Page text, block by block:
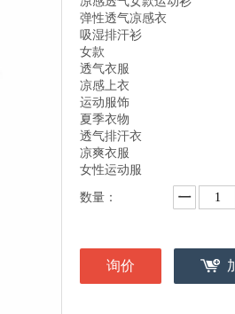
弹性透气凉感衣
吸湿排汗衫
女款
透气衣服
凉感上衣
运动服饰
夏季衣物
透气排汗衣
凉爽衣服
女性运动服
数量：
询价